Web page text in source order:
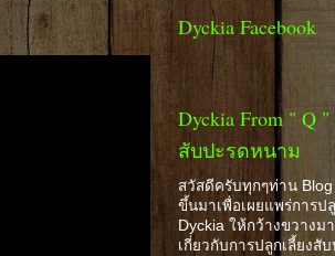
Dyckia Facebook
Dyckia From "
สับปะรดหนาม
สวัสดีครับทุกๆท่าน
ขึ้นมาเพื่อเผยแพร่การป
Dyckia ให้กว้างขวางม
เกี่ยวกับการปลูกเลี้ยงสั